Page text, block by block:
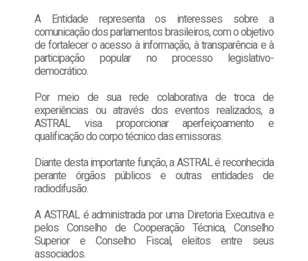
A Entidade representa os interesses sobre a
comunicação dos parlamentos brasileiros, com o objetivo
de fortalecer o acesso à informação, à transparência e à
participação popular no processo legislativo-
democrático.
Por meio de sua rede colaborativa de troca de
experiências ou através dos eventos realizados, a
ASTRAL visa proporcionar aperfeiçoamento e
qualificação do corpo técnico das emissoras.
Diante desta importante função, a ASTRAL é reconhecida
perante órgãos públicos e outras entidades de
radiodifusão.
A ASTRAL é administrada por uma Diretoria Executiva e
pelos Conselho de Cooperação Técnica, Conselho
Superior e Conselho Fiscal, eleitos entre seus
associados.